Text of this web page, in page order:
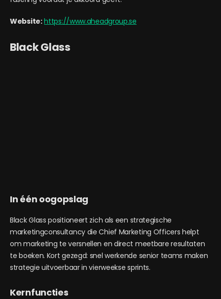
Website:https://www.aheadgroup.se
Black Glass
In één oogopslag
Black Glass positioneert zich als een strategische
marketingconsultancy die Chief Marketing Officers helpt
om marketing te versnellen en direct meetbare resultaten
te boeken. Kort gezegd: snel werkende senior teams maken
strategie uitvoerbaar in vierweekse sprints.
Kernfuncties